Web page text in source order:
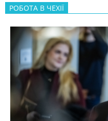
РОБОТА В ЧЕХІЇ